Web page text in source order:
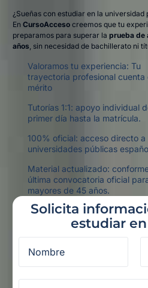
¿Sueñas con estudiar en la universidad
En CursoAccesocreemos que tu
preparamos para superar la prueba de
años, sin necesidad de bachillerato ni
Valoramos tu experiencia: Tu
trayectoria profesional cuenta
mérito
Tutorías 1:1: apoyo individual
primer día hasta la matrícula.
100% oficial: acceso directo a
universidades públicas
Material actualizado:
última convocatoria oficial
mayores de 45 años.
Solicita
estudiar